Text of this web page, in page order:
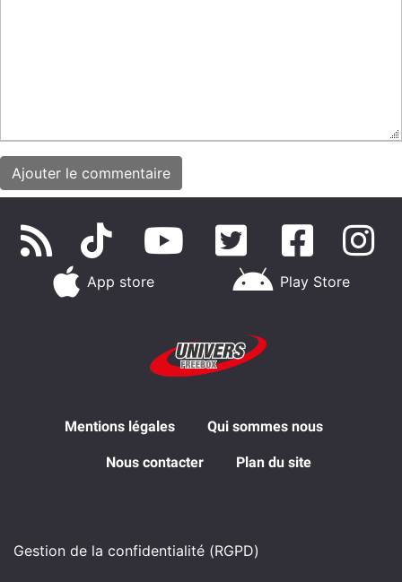
App store Play Store
Mentions légales Qui sommes nous
Nous contacter Plan du site
Gestion de la confidentialité (RGPD)